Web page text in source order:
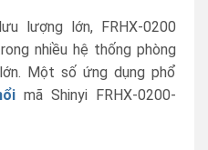
lượng lớn, FRHX-0200
nhiều hệ thống phòng
Một số ứng dụng phổ
mã Shinyi FRHX-0200-